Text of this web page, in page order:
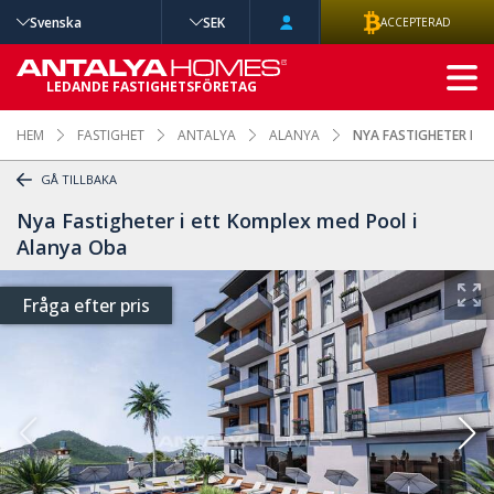
HEM FASTIGHET ANTALYA ALANYA NYA FASTIGHETER I
GÅ TILLBAKA
Nya Fastigheter i ett Komplex med Pool i
Alanya Oba
Fråga efter pris
Svenska SEK ACCEPTERAD
LEDANDE FASTIGHETSFÖRETAG
AVANCERAD
SÖKNING